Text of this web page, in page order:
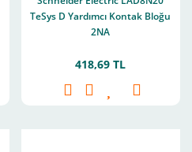
TeSys D Yardımcı Kontak Bloğu
2NA
418,69 TL